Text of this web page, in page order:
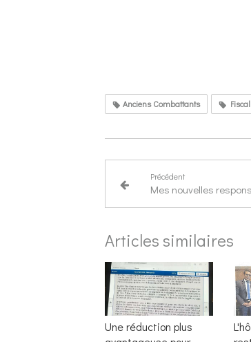
Anciens Combattants
Précédent
Articles similaires
Une réduction plus